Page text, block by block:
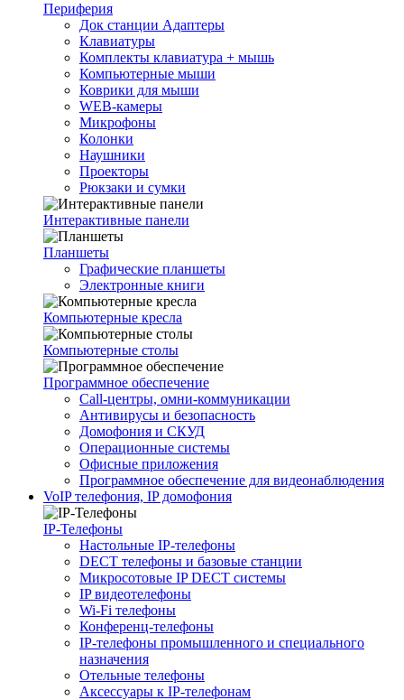
Периферия
Док станции Адаптеры
Клавиатуры
Комплекты клавиатура + мышь
Компьютерные мыши
Коврики для мыши
WEB-камеры
Микрофоны
Колонки
Наушники
Проекторы
Рюкзаки и сумки
Интерактивные панели
Планшеты
Графические планшеты
Электронные книги
Компьютерные кресла
Компьютерные столы
Программное обеспечение
Call-центры, омни-коммуникации
Антивирусы и безопасность
Домофония и СКУД
Операционные системы
Офисные приложения
Программное обеспечение для видеонаблюдения
VoIP телефония, IP домофония
IP-Телефоны
Настольные IP-телефоны
DECT телефоны и базовые станции
Микросотовые IP DECT системы
IP видеотелефоны
Wi-Fi телефоны
Конференц-телефоны
IP-телефоны промышленного и специального
назначения
Отельные телефоны
Аксессуары к IP-телефонам